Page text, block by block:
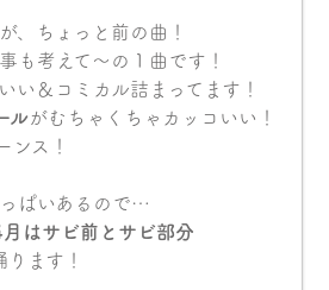
、ちょっと前の曲！
も考えて〜の１曲です！
い＆コミカル詰まってます！
ル がむちゃくちゃカッコいい！
ンス！
ぱいあるので…
はサビ前とサビ部分
ます！